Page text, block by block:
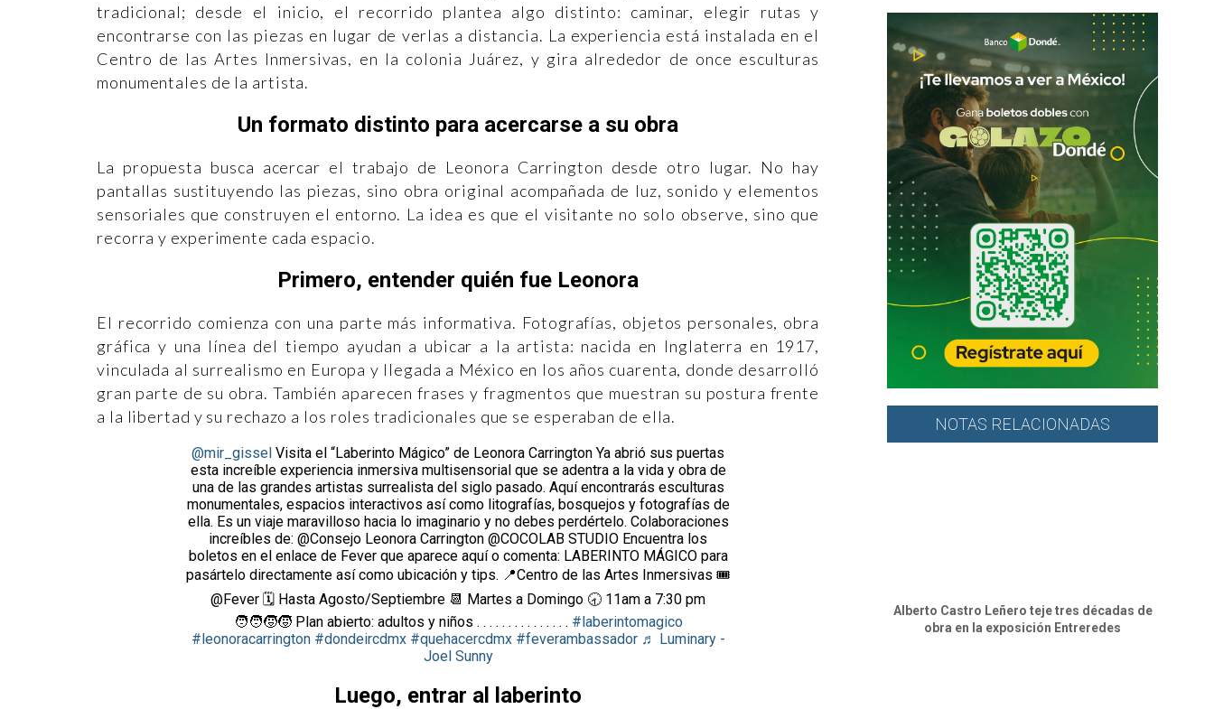
tradicional; desde el inicio, el recorrido plantea algo distinto: caminar, elegir rutas y
encontrarse con las piezas en lugar de verlas a distancia. La experiencia está instalada en el
Centro de las Artes Inmersivas, en la colonia Juárez, y gira alrededor de once esculturas
monumentales de la artista.
Un formato distinto para acercarse a su obra
La propuesta busca acercar el trabajo de Leonora Carrington desde otro lugar. No hay
pantallas sustituyendo las piezas, sino obra original acompañada de luz, sonido y elementos
sensoriales que construyen el entorno. La idea es que el visitante no solo observe, sino que
recorra y experimente cada espacio.
Primero, entender quién fue Leonora
El recorrido comienza con una parte más informativa. Fotografías, objetos personales, obra
gráfica y una línea del tiempo ayudan a ubicar a la artista: nacida en Inglaterra en 1917,
vinculada al surrealismo en Europa y llegada a México en los años cuarenta, donde desarrolló
gran parte de su obra. También aparecen frases y fragmentos que muestran su postura frente
a la libertad y su rechazo a los roles tradicionales que se esperaban de ella.
@mir_gissel Visita el “Laberinto Mágico” de Leonora Carrington Ya abrió sus puertas
esta increíble experiencia inmersiva multisensorial que se adentra a la vida y obra de
una de las grandes artistas surrealista del siglo pasado. Aquí encontrarás esculturas
monumentales, espacios interactivos así como litografías, bosquejos y fotografías de
ella. Es un viaje maravilloso hacia lo imaginario y no debes perdértelo. Colaboraciones
increíbles de: @Consejo Leonora Carrington @COCOLAB STUDIO Encuentra los
boletos en el enlace de Fever que aparece aquí o comenta: LABERINTO MÁGICO para
pasártelo directamente así como ubicación y tips. 📍Centro de las Artes Inmersivas 🎟️
@Fever 🗓️ Hasta Agosto/Septiembre 📆 Martes a Domingo 🕣 11am a 7:30 pm
🧑‍🧑‍🧒‍🧒 Plan abierto: adultos y niños . . . . . . . . . . . . . . . #laberintomagico
#leonoracarrington #dondeircdmx #quehacercdmx #feverambassador ♬ Luminary -
Joel Sunny
Luego, entrar al laberinto
NOTAS RELACIONADAS
Alberto Castro Leñero teje tres décadas de
obra en la exposición Entreredes